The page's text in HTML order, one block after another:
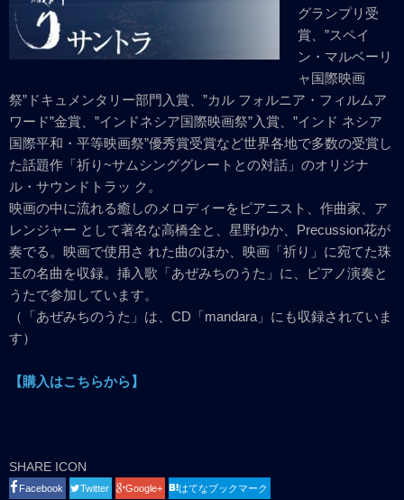
グランプリ受
賞、”スペイ
ン・マルベーリ
ャ国際映画
祭”ドキュメンタリー部門入賞、”カル フォルニア・フィルムア
ワード”金賞、”インドネシア国際映画祭”入賞、”インド ネシア
国際平和・平等映画祭”優秀賞受賞など世界各地で多数の受賞し
た話題作「祈り~サムシンググレートとの対話」のオリジナ
ル・サウンドトラッ ク。
映画の中に流れる癒しのメロディーをピアニスト、作曲家、ア
レンジャー として著名な高橋全と、星野ゆか、Precussion花が
奏でる。映画で使用さ れた曲のほか、映画「祈り」に宛てた珠
玉の名曲を収録。挿入歌「あぜみちのうた」に、ピアノ演奏と
うたで参加しています。
（「あぜみちのうた」は、CD「mandara」にも収録されていま
す）
【購入はこちらから】
SHARE ICON
Facebook Twitter Google+ はてなブックマーク